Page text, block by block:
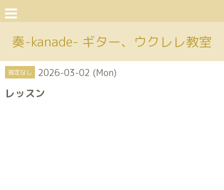
奏-kanade- ギター、ウクレレ教室
指定なし 2026-03-02 (Mon)
レッスン